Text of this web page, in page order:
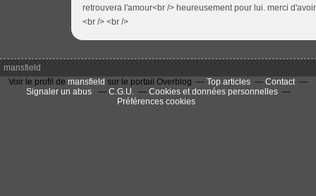
retrouvera l'amour<br /> heureusement pour lui. merci
<br /> <br />
mansfield
Voir le profil de mansfield sur le portail Overblog Top articles
Contact
Signaler un abus
C.G.U.
Cookies et données personnelles
Préférences cookies